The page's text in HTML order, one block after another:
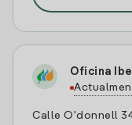
Oficina
Calle O'donnell